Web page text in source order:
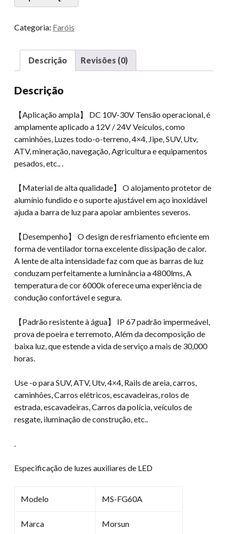
de
Jeep
Categoria: Faróis
Descrição Revisões (0)
Descrição
【Aplicação ampla】 DC 10V-30V Tensão operacional, é
amplamente aplicado a 12V / 24V Veículos, como
caminhões, Luzes todo-o-terreno, 4×4, Jipe, SUV, Utv,
ATV, mineração, navegação, Agricultura e equipamentos
pesados, etc.. .
【Material de alta qualidade】 O alojamento protetor de
alumínio fundido e o suporte ajustável em aço inoxidável
ajuda a barra de luz para apoiar ambientes severos.
【Desempenho】 O design de resfriamento eficiente em
forma de ventilador torna excelente dissipação de calor.
A lente de alta intensidade faz com que as barras de luz
conduzam perfeitamente a luminância a 4800lms, A
temperatura de cor 6000k oferece uma experiência de
condução confortável e segura.
【Padrão resistente à água】 IP 67 padrão impermeável,
prova de poeira e terremoto, Além da decomposição de
baixa luz, que estende a vida de serviço a mais de 30,000
horas.
Use -o para SUV, ATV, Utv, 4×4, Rails de areia, carros,
caminhões, Carros elétricos, escavadeiras, rolos de
estrada, escavadeiras, Carros da polícia, veículos de
resgate, iluminação de construção, etc..
.
Especificação de luzes auxiliares de LED
Modelo MS-FG60A
Marca Morsun